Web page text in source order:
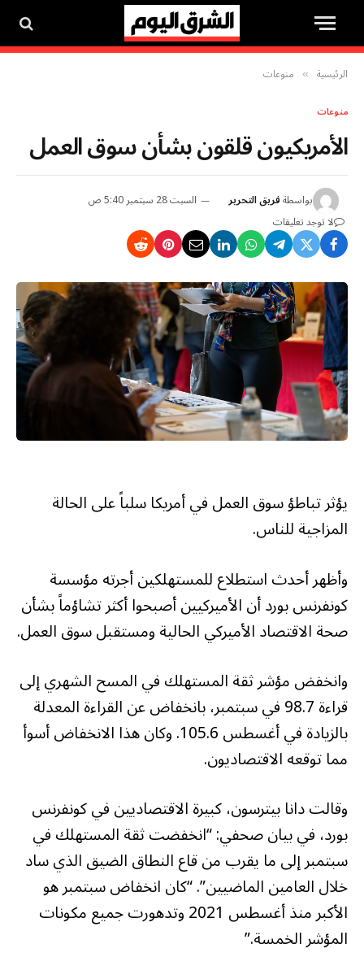
الرئيسية » منوعات
منوعات
الأمريكيون قلقون بشأن سوق العمل
بواسطةفريق التحرير
السبت 28 سبتمبر 5:40 ص
لا توجد تعليقات
يؤثر تباطؤ سوق العمل في أمريكا سلباً على الحالة
المزاجية للناس.
وأظهر أحدث استطلاع للمستهلكين أجرته مؤسسة
كونفرنس بورد أن الأميركيين أصبحوا أكثر تشاؤماً بشأن
صحة الاقتصاد الأميركي الحالية ومستقبل سوق العمل.
وانخفض مؤشر ثقة المستهلك في المسح الشهري إلى
قراءة 98.7 في سبتمبر، بانخفاض عن القراءة المعدلة
بالزيادة في أغسطس 105.6. وكان هذا الانخفاض أسوأ
مما توقعه الاقتصاديون.
وقالت دانا بيترسون، كبيرة الاقتصاديين في كونفرنس
بورد، في بيان صحفي: “انخفضت ثقة المستهلك في
سبتمبر إلى ما يقرب من قاع النطاق الضيق الذي ساد
خلال العامين الماضيين”. “كان انخفاض سبتمبر هو
الأكبر منذ أغسطس 2021 وتدهورت جميع مكونات
المؤشر الخمسة.”